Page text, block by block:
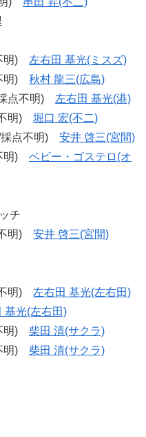
明) 左右田 基光(ミスズ)
明) 秋村 龍三(広島)
点不明) 左右田 基光(港)
明) 堀口 宏(不二)
点不明) 安井 啓三(宮間)
明) ベビー・ゴステロ(オ
チ
明) 安井 啓三(宮間)
明) 左右田 基光(左右田)
基光(左右田)
明) 柴田 清(サクラ)
明) 柴田 清(サクラ)